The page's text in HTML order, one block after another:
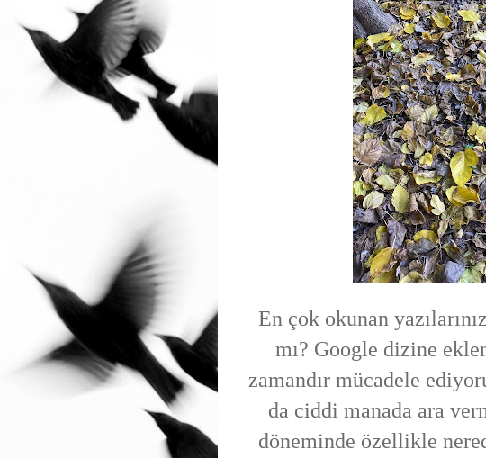
En çok okunan
mı? Google dizine
zamandır mücadele
da ciddi manada ara
döneminde özellikle